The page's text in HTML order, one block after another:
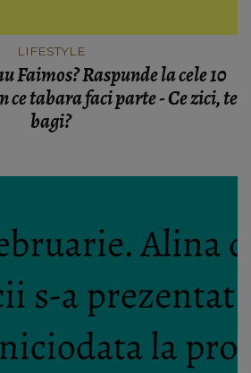
LIFESTYLE
Faimos? Raspunde la cele 10
tabara faci parte - Ce zici, te
bagi?